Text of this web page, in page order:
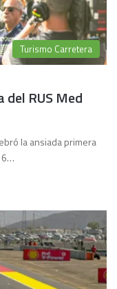
Turismo Carretera
RUS Med
la ansiada primera
6…